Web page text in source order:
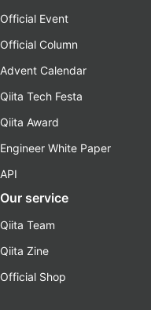
Official Event
Official Column
Advent Calendar
Qiita Tech Festa
Qiita Award
Engineer White Paper
API
Our service
Qiita Team
Qiita Zine
Official Shop